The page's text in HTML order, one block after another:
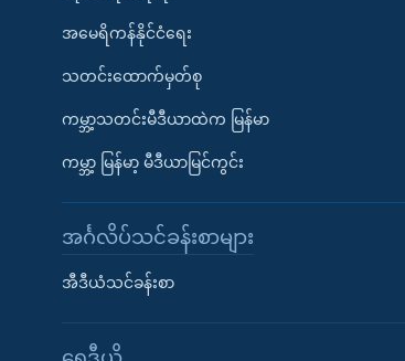
အမေရိကန်နိုင်ငံရေး
သတင်းထောက်မှတ်စု
ကမ္ဘာ့သတင်းမီဒီယာထဲက မြန်မာ
ကမ္ဘာ့ မြန်မာ့ မီဒီယာမြင်ကွင်း
အင်္ဂလိပ်သင်ခန်းစာများ
အီဒီယံသင်ခန်းစာ